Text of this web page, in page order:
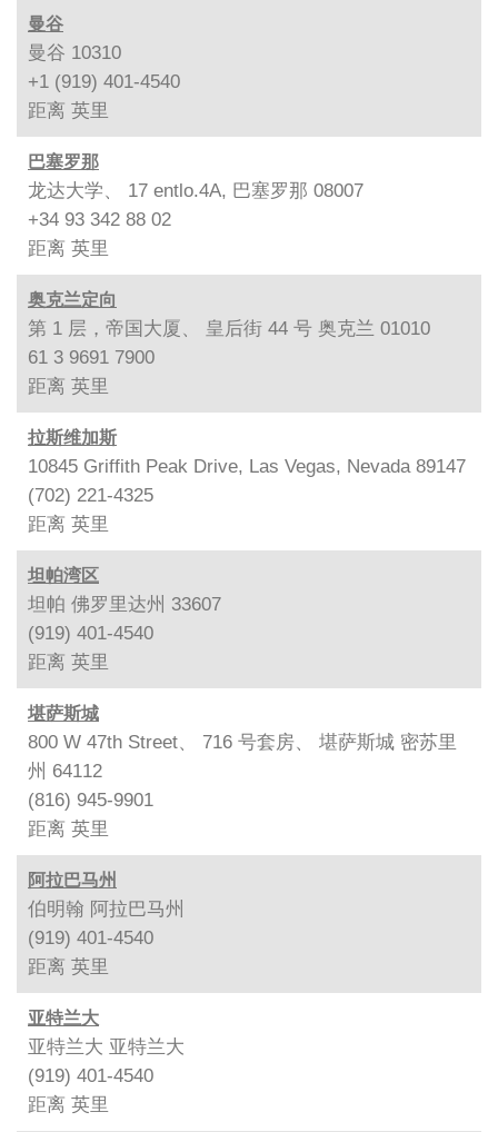
曼谷
曼谷 10310
+1 (919) 401-4540
距离 英里
巴塞罗那
龙达大学、 17 entlo.4A, 巴塞罗那 08007
+34 93 342 88 02
距离 英里
奥克兰定向
第 1 层，帝国大厦、 皇后街 44 号 奥克兰 01010
61 3 9691 7900
距离 英里
拉斯维加斯
10845 Griffith Peak Drive, Las Vegas, Nevada 89147
(702) 221-4325
距离 英里
坦帕湾区
坦帕 佛罗里达州 33607
(919) 401-4540
距离 英里
堪萨斯城
800 W 47th Street、 716 号套房、 堪萨斯城 密苏里
州 64112
(816) 945-9901
距离 英里
阿拉巴马州
伯明翰 阿拉巴马州
(919) 401-4540
距离 英里
亚特兰大
亚特兰大 亚特兰大
(919) 401-4540
距离 英里